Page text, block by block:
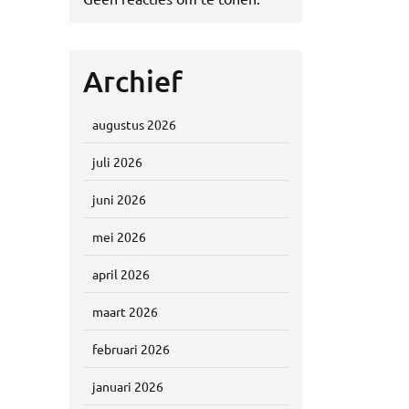
Archief
augustus 2026
juli 2026
juni 2026
mei 2026
april 2026
maart 2026
februari 2026
januari 2026